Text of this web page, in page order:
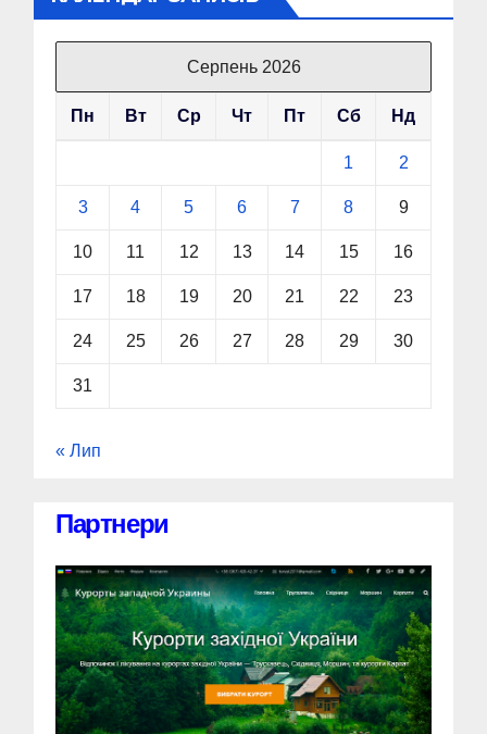
Серпень 2026
Пн Вт Ср Чт Пт Сб Нд
1 2
3 4 5 6 7 8 9
10 11 12 13 14 15 16
17 18 19 20 21 22 23
24 25 26 27 28 29 30
31
« Лип
Партнери